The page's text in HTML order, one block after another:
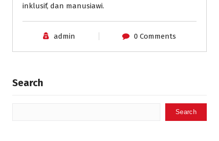
inklusif, dan manusiawi.
admin 0 Comments
Search
Search